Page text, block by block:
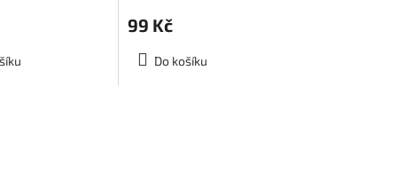
99 Kč
Do košíku